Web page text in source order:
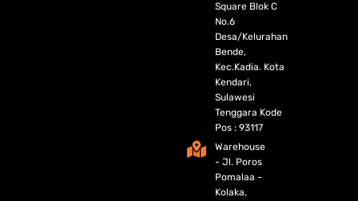
Square Blok C
No.6
Desa/Kelurahan
Bende,
Kec.Kadia. Kota
Kendari,
Sulawesi
Tenggara Kode
Pos : 93117
Warehouse
- Jl. Poros
Pomalaa -
Kolaka,